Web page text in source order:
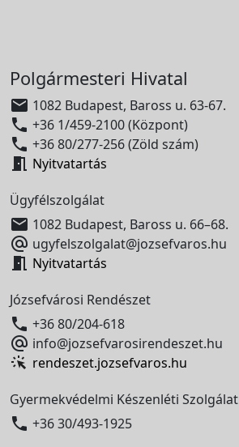
Polgármesteri Hivatal
 1082 Budapest, Baross u. 63-67.
 +36 1/459-2100 (Központ)
 +36 80/277-256 (Zöld szám)
 Nyitvatartás
Ügyfélszolgálat
 1082 Budapest, Baross u. 66–68.
 ugyfelszolgalat@jozsefvaros.hu
 Nyitvatartás
Józsefvárosi Rendészet
 +36 80/204-618
 info@jozsefvarosirendeszet.hu
rendeszet.jozsefvaros.hu
Gyermekvédelmi Készenléti Szolgálat
 +36 30/493-1925